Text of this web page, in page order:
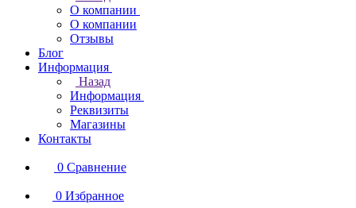
О компании
О компании
Отзывы
Блог
Информация
Назад
Информация
Реквизиты
Магазины
Контакты
0 Сравнение
0 Избранное